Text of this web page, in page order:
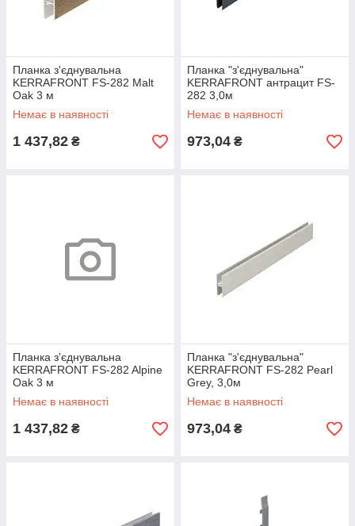
Планка з'єднувальна
KERRAFRONT FS-282 Malt
Oak 3 м
Немає в наявності
1 437,82 ₴
Планка "з'єднувальна"
KERRAFRONT антрацит FS-
282 3,0м
Немає в наявності
973,04 ₴
Планка з'єднувальна
KERRAFRONT FS-282 Alpine
Oak 3 м
Немає в наявності
1 437,82 ₴
Планка "з'єднувальна"
KERRAFRONT FS-282 Pearl
Grey, 3,0м
Немає в наявності
973,04 ₴